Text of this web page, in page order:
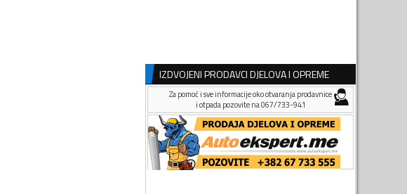
IZDVOJENI PRODAVCI DJELOVA I OPREME
Za pomoć i sve informacije oko otvaranja prodavnice
i otpada pozovite na 067/733-941